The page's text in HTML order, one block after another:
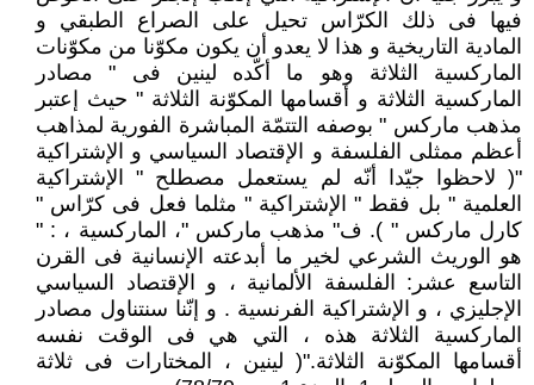
فيها فى ذلك الكرّاس تحيل على الصراع الطبقي و
المادية التاريخية و هذا لا يعدو أن يكون مكوّنا من مكوّنات
الماركسية الثلاثة وهو ما أكّده لينين فى " مصادر
الماركسية الثلاثة و أقسامها المكوّنة الثلاثة " حيث إعتبر
مذهب ماركس " بوصفه التتمّة المباشرة الفورية لمذاهب
أعظم ممثلى الفلسفة و الإقتصاد السياسي و الإشتراكية
"( لاحظوا جيّدا أنّه لم يستعمل مصطلح " الإشتراكية
العلمية " بل فقط " الإشتراكية " مثلما فعل فى كرّاس "
كارل ماركس " ). ف" مذهب ماركس "، الماركسية ، : "
هو الوريث الشرعي لخير ما أبدعته الإنسانية فى القرن
التاسع عشر: الفلسفة الألمانية ، و الإقتصاد السياسي
الإجليزي ، و الإشتراكية الفرنسية . و إنّنا سنتناول مصادر
الماركسية الثلاثة هذه ، التي هي فى الوقت نفسه
أقسامها المكوّنة الثلاثة."( لينين ، المختارات فى ثلاثة